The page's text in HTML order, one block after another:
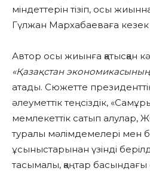
міндеттерін тізіп, осы
Гүлжан Мархабаеваға кезек
Автор осы жиынға қатысқан
«Қазақстан
атады. Сюжетте
әлеуметтік теңсіздік,
мемлекеттік сатып
туралы мәлімдемелері мен
ұсыныстарынан үзінді
тасымалы, қаңтар басындағы